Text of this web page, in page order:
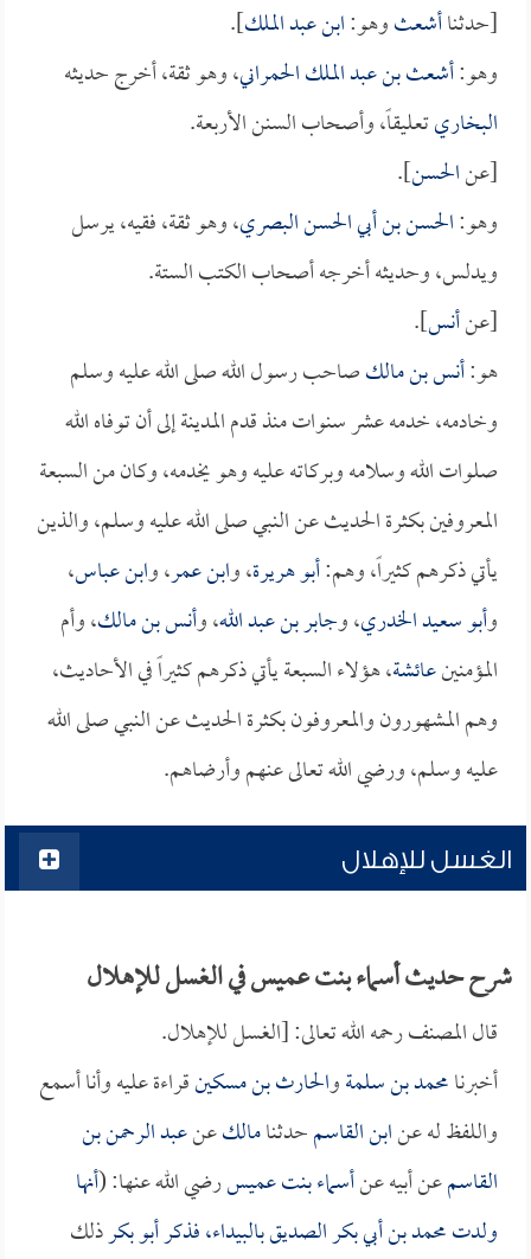
[حدثناأشعثوهو:ابن عبد الملك].
وهو:أشعث بن عبد الملك الحمراني، وهو ثقة، أخرج حديثه
البخاريتعليقاً، وأصحاب السنن الأربعة.
[عنالحسن].
وهو:الحسن بن أبي الحسن البصري، وهو ثقة، فقيه، يرسل
ويدلس، وحديثه أخرجه أصحاب الكتب الستة.
[عنأنس].
هو:أنس بن مالكصاحب رسول الله صلى الله عليه وسلم
وخادمه، خدمه عشر سنوات منذ قدم المدينة إلى أن توفاه الله
صلوات الله وسلامه وبركاته عليه وهو يخدمه، وكان من السبعة
المعروفين بكثرة الحديث عن النبي صلى الله عليه وسلم، والذين
يأتي ذكرهم كثيراً، وهم:أبو هريرة، وابن عمر، وابن عباس،
وأبو سعيد الخدري، وجابر بن عبد الله، وأنس بن مالك، وأم
المؤمنينعائشة، هؤلاء السبعة يأتي ذكرهم كثيراً في الأحاديث،
وهم المشهورون والمعروفون بكثرة الحديث عن النبي صلى الله
عليه وسلم، ورضي الله تعالى عنهم وأرضاهم.
الغسل للإهلال
شرح حديث أسماء بنت عميس في الغسل للإهلال
قال المصنف رحمه الله تعالى: [الغسل للإهلال.
أخبرنامحمد بن سلمةوالحارث بن مسكينقراءة عليه وأنا أسمع
واللفظ له عنابن القاسمحدثنامالكعنعبد الرحمن بن
القاسمعن أبيه عنأسماء بنت عميسرضي الله عنها: (أنها
ولدتمحمد بن أبي بكر الصديقبالبيداء، فذكرأبو بكرذلك